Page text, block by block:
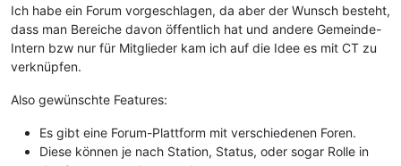
Ich habe ein Forum vorgeschlagen, da aber der Wunsch besteht,
dass man Bereiche davon öffentlich hat und andere Gemeinde-
Intern bzw nur für Mitglieder kam ich auf die Idee es mit CT zu
verknüpfen.
Also gewünschte Features:
Es gibt eine Forum-Plattform mit verschiedenen Foren.
Diese können je nach Station, Status, oder sogar Rolle in